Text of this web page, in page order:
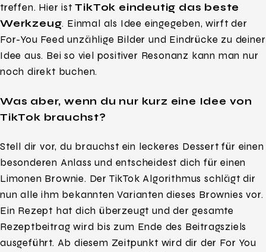
treffen. Hier istTikTok eindeutig das beste
Werkzeug. Einmal als Idee eingegeben, wirft der
For-You Feed unzählige Bilder und Eindrücke zu deiner
Idee aus. Bei so viel positiver Resonanz kann man nur
noch direkt buchen.
Was aber, wenn du nur kurz eine Idee von
TikTok brauchst?
Stell dir vor, du brauchst ein leckeres Dessert für einen
besonderen Anlass und entscheidest dich für einen
Limonen Brownie. Der TikTok Algorithmus schlägt dir
nun alle ihm bekannten Varianten dieses Brownies vor.
Ein Rezept hat dich überzeugt und der gesamte
Rezeptbeitrag wird bis zum Ende des Beitragsziels
ausgeführt. Ab diesem Zeitpunkt wird dir der For You